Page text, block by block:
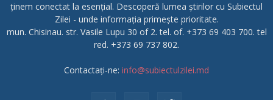
ținem conectat la esențial. Descoperă lumea știrilor cu Subiectul
Zilei - unde informația primește prioritate.
mun. Chisinau. str. Vasile Lupu 30 of 2. tel. of. +373 69 403 700. tel
red. +373 69 737 802.
Contactați-ne: info@subiectulzilei.md